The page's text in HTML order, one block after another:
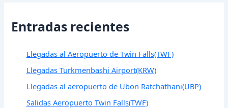
Entradas recientes
Llegadas al Aeropuerto de Twin Falls(TWF)
Llegadas Turkmenbashi Airport(KRW)
Llegadas al aeropuerto de Ubon Ratchathani(UBP)
Salidas Aeropuerto Twin Falls(TWF)